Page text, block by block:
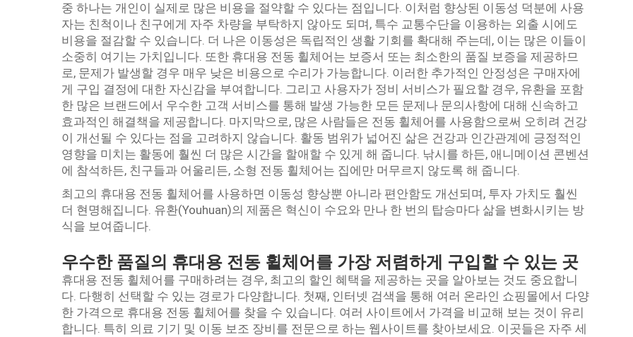
중 하나는 개인이 실제로 많은 비용을 절약할 수 있다는 점입니다. 이처럼 향상된 이동성 덕분에 사용
자는 친척이나 친구에게 자주 차량을 부탁하지 않아도 되며, 특수 교통수단을 이용하는 외출 시에도
비용을 절감할 수 있습니다. 더 나은 이동성은 독립적인 생활 기회를 확대해 주는데, 이는 많은 이들이
소중히 여기는 가치입니다. 또한 휴대용 전동 휠체어는 보증서 또는 최소한의 품질 보증을 제공하므
로, 문제가 발생할 경우 매우 낮은 비용으로 수리가 가능합니다. 이러한 추가적인 안정성은 구매자에
게 구입 결정에 대한 자신감을 부여합니다. 그리고 사용자가 정비 서비스가 필요할 경우, 유환을 포함
한 많은 브랜드에서 우수한 고객 서비스를 통해 발생 가능한 모든 문제나 문의사항에 대해 신속하고
효과적인 해결책을 제공합니다. 마지막으로, 많은 사람들은 전동 휠체어를 사용함으로써 오히려 건강
이 개선될 수 있다는 점을 고려하지 않습니다. 활동 범위가 넓어진 삶은 건강과 인간관계에 긍정적인
영향을 미치는 활동에 훨씬 더 많은 시간을 할애할 수 있게 해 줍니다. 낚시를 하든, 애니메이션 콘벤션
에 참석하든, 친구들과 어울리든, 소형 전동 휠체어는 집에만 머무르지 않도록 해 줍니다.
최고의 휴대용 전동 휠체어를 사용하면 이동성 향상뿐 아니라 편안함도 개선되며, 투자 가치도 훨씬
더 현명해집니다. 유환(Youhuan)의 제품은 혁신이 수요와 만나 한 번의 탑승마다 삶을 변화시키는 방
식을 보여줍니다.
우수한 품질의 휴대용 전동 휠체어를 가장 저렴하게 구입할 수 있는 곳
휴대용 전동 휠체어를 구매하려는 경우, 최고의 할인 혜택을 제공하는 곳을 알아보는 것도 중요합니
다. 다행히 선택할 수 있는 경로가 다양합니다. 첫째, 인터넷 검색을 통해 여러 온라인 쇼핑몰에서 다양
한 가격으로 휴대용 전동 휠체어를 찾을 수 있습니다. 여러 사이트에서 가격을 비교해 보는 것이 유리
합니다. 특히 의료 기기 및 이동 보조 장비를 전문으로 하는 웹사이트를 찾아보세요. 이곳들은 자주 세